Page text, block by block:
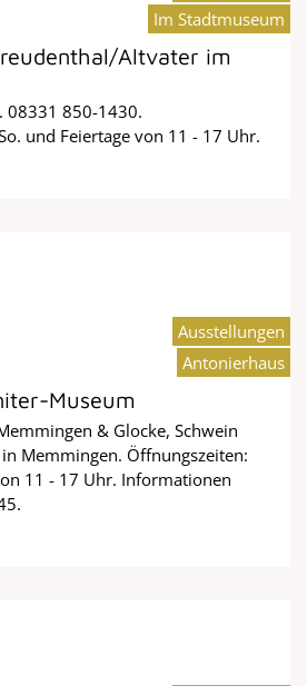
Altvater im
08331 850-1430.
und Feiertage von 11 - 17 Uhr.
Im Stadtmuseum
Museum
& Glocke, Schwein
Memmingen. Öffnungszeiten:
11 - 17 Uhr. Informationen
Ausstellungen
Antonierhaus